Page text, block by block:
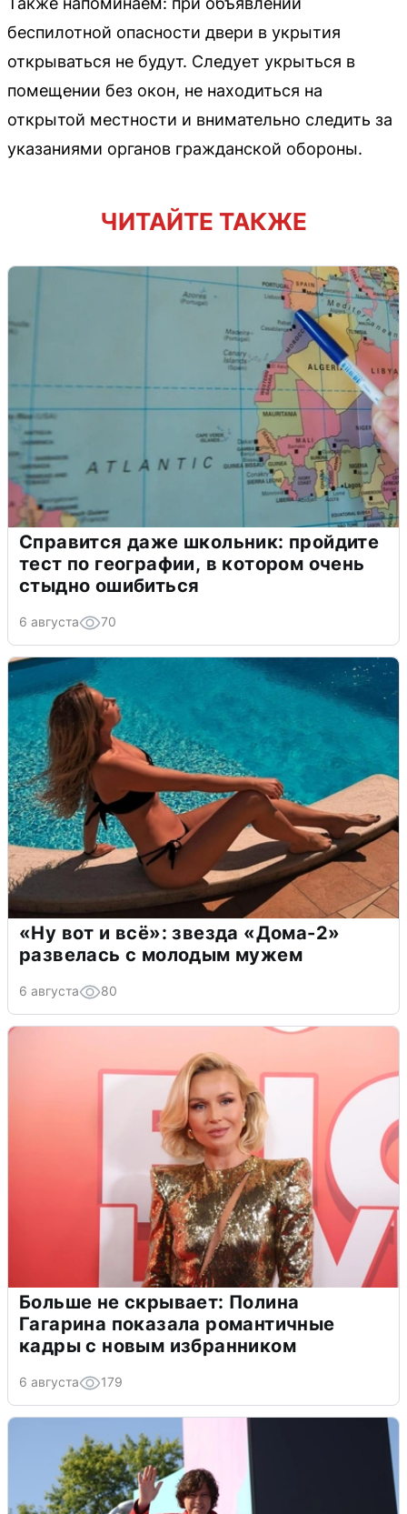
беспилотной опасности двери в укрытия
открываться не будут. Следует укрыться в
помещении без окон, не находиться на
открытой местности и внимательно следить за
указаниями органов гражданской обороны.
ЧИТАЙТЕ ТАКЖЕ
Справится даже школьник: пройдите
тест по географии, в котором очень
стыдно ошибиться
6 августа 70
«Ну вот и всё»: звезда «Дома-2»
развелась с молодым мужем
6 августа 80
Больше не скрывает: Полина
Гагарина показала романтичные
кадры с новым избранником
6 августа 179